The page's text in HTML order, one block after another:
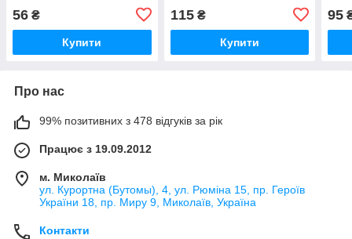
56 ₴
Купити
115₴
Купити
95
Про нас
99% позитивних з 478 відгуків за рік
Працює з 19.09.2012
м. Миколаїв
ул. Курортна (Бутомы), 4, ул. Рюміна 15, пр. Героїв
України 18, пр. Миру 9, Миколаїв, Україна
Контакти